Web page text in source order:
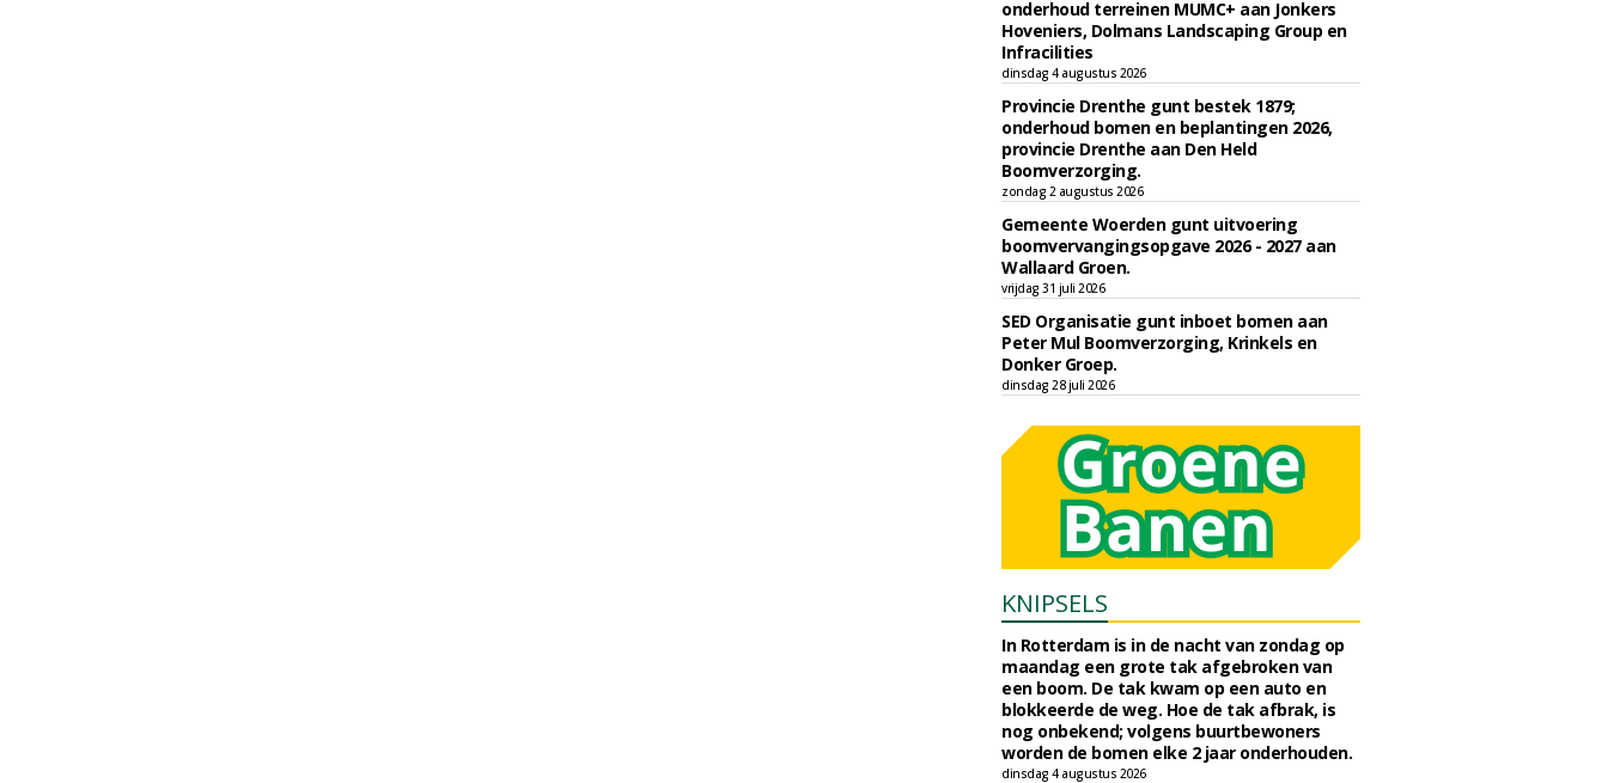
onderhoud terreinen MUMC+ aan Jonkers
Hoveniers, Dolmans Landscaping Group en
Infracilities
dinsdag 4 augustus 2026
Provincie Drenthe gunt bestek 1879;
onderhoud bomen en beplantingen 2026,
provincie Drenthe aan Den Held
Boomverzorging.
zondag 2 augustus 2026
Gemeente Woerden gunt uitvoering
boomvervangingsopgave 2026 - 2027 aan
Wallaard Groen.
vrijdag 31 juli 2026
SED Organisatie gunt inboet bomen aan
Peter Mul Boomverzorging, Krinkels en
Donker Groep.
dinsdag 28 juli 2026
KNIPSELS
In Rotterdam is in de nacht van zondag op
maandag een grote tak afgebroken van
een boom. De tak kwam op een auto en
blokkeerde de weg. Hoe de tak afbrak, is
nog onbekend; volgens buurtbewoners
worden de bomen elke 2 jaar onderhouden.
dinsdag 4 augustus 2026